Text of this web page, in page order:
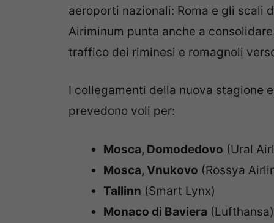
aeroporti nazionali: Roma e gli scali
Airiminum punta anche a
traffico dei riminesi e romagnoli
I collegamenti della nuova stagione
prevedono voli per:
Mosca, Domodedovo (Ural
Mosca, Vnukovo (Rossya
Tallinn (Smart Lynx)
Monaco di Baviera (Lufthansa)